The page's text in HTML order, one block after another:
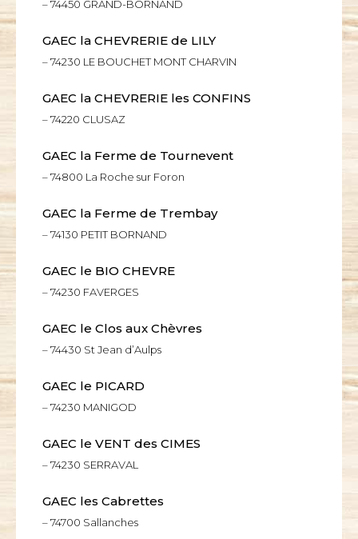
– 74450 GRAND-BORNAND
GAEC la CHEVRERIE de LILY
– 74230 LE BOUCHET MONT CHARVIN
GAEC la CHEVRERIE les CONFINS
– 74220 CLUSAZ
GAEC la Ferme de Tournevent
– 74800 La Roche sur Foron
GAEC la Ferme de Trembay
– 74130 PETIT BORNAND
GAEC le BIO CHEVRE
– 74230 FAVERGES
GAEC le Clos aux Chèvres
– 74430 St Jean d’Aulps
GAEC le PICARD
– 74230 MANIGOD
GAEC le VENT des CIMES
– 74230 SERRAVAL
GAEC les Cabrettes
– 74700 Sallanches